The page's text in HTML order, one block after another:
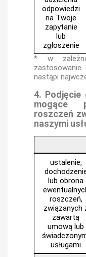
odpowiedzi
na Twoje
zapytanie
lub
zgłoszenie
* w
nastąpi
4. Podjęcie
mogące
roszczeń
naszymi
ustalenie,
lub obrona
roszczeń,
związanych
zawartą
umową lub
usługami